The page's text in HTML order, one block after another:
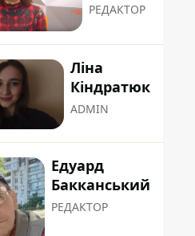
РЕДАКТОР
Ліна
Кіндратюк
ADMIN
Едуард
Бакканський
РЕДАКТОР